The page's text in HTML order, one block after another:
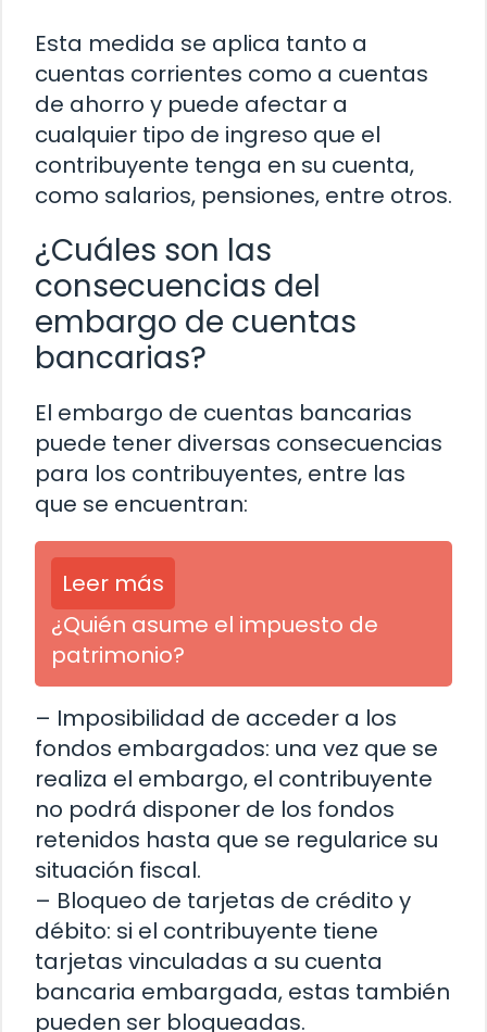
Esta medida se aplica tanto a
cuentas corrientes como a cuentas
de ahorro y puede afectar a
cualquier tipo de ingreso que el
contribuyente tenga en su cuenta,
como salarios, pensiones, entre otros.
¿Cuáles son las
consecuencias del
embargo de cuentas
bancarias?
El embargo de cuentas bancarias
puede tener diversas consecuencias
para los contribuyentes, entre las
que se encuentran:
Leer más
¿Quién asume el impuesto de
patrimonio?
– Imposibilidad de acceder a los
fondos embargados: una vez que se
realiza el embargo, el contribuyente
no podrá disponer de los fondos
retenidos hasta que se regularice su
situación fiscal.
– Bloqueo de tarjetas de crédito y
débito: si el contribuyente tiene
tarjetas vinculadas a su cuenta
bancaria embargada, estas también
pueden ser bloqueadas.